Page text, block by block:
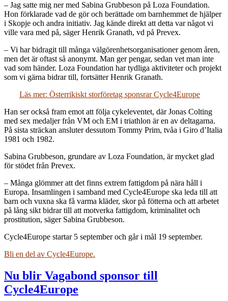
– Jag satte mig ner med Sabina Grubbeson på Loza Foundation.
Hon förklarade vad de gör och berättade om barnhemmet de hjälper
i Skopje och andra initiativ. Jag kände direkt att detta var något vi
ville vara med på, säger Henrik Granath, vd på Prevex.
– Vi har bidragit till många välgörenhetsorganisationer genom åren,
men det är oftast så anonymt. Man ger pengar, sedan vet man inte
vad som händer. Loza Foundation har tydliga aktiviteter och projekt
som vi gärna bidrar till, fortsätter Henrik Granath.
Läs mer: Österrikiskt storföretag sponsrar Cycle4Europe
Han ser också fram emot att följa cykeleventet, där Jonas Colting
med sex medaljer från VM och EM i triathlon är en av deltagarna.
På sista sträckan ansluter dessutom Tommy Prim, tvåa i Giro d’Italia
1981 och 1982.
Sabina Grubbeson, grundare av Loza Foundation, är mycket glad
för stödet från Prevex.
– Många glömmer att det finns extrem fattigdom på nära håll i
Europa. Insamlingen i samband med Cycle4Europe ska leda till att
barn och vuxna ska få varma kläder, skor på fötterna och att arbetet
på lång sikt bidrar till att motverka fattigdom, kriminalitet och
prostitution, säger Sabina Grubbeson.
Cycle4Europe startar 5 september och går i mål 19 september.
Bli en del av Cycle4Europe.
Nu blir Vagabond sponsor till
Cycle4Europe